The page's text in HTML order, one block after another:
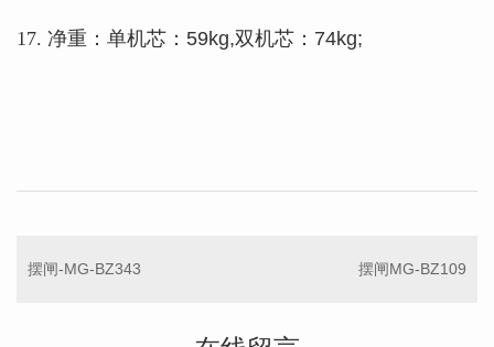
17. 净重：单机芯： 59kg,双机芯：74kg;
摆闸-MG-BZ343 摆闸MG-BZ109